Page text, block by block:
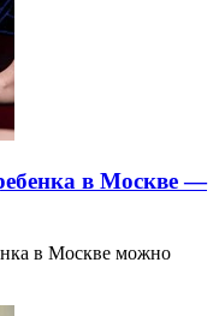
в Москве —
в Москве можно